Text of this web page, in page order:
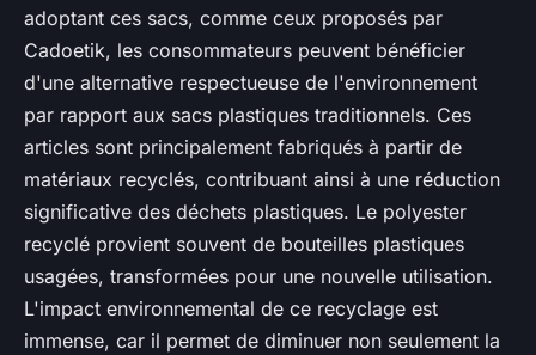
adoptant ces sacs, comme ceux proposés par
Cadoetik, les consommateurs peuvent bénéficier
d'une alternative respectueuse de l'environnement
par rapport aux sacs plastiques traditionnels. Ces
articles sont principalement fabriqués à partir de
matériaux recyclés, contribuant ainsi à une réduction
significative des déchets plastiques. Le polyester
recyclé provient souvent de bouteilles plastiques
usagées, transformées pour une nouvelle utilisation.
L'impact environnemental de ce recyclage est
immense, car il permet de diminuer non seulement la